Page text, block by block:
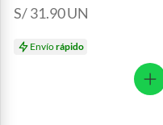
S/ 31.90UN
Envíorápido